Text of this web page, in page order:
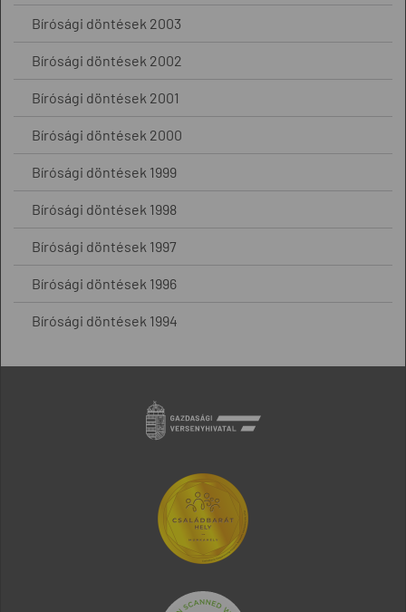
Bírósági döntések 2003
Bírósági döntések 2002
Bírósági döntések 2001
Bírósági döntések 2000
Bírósági döntések 1999
Bírósági döntések 1998
Bírósági döntések 1997
Bírósági döntések 1996
Bírósági döntések 1994